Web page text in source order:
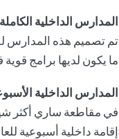
المدارس الداخلية الكاملة
تم تصميم هذه المدارس
ما يكون لديها برامج
المدارس الداخلية
في مقاطعة ساري أكثر
إقامة داخلية أسبوعية